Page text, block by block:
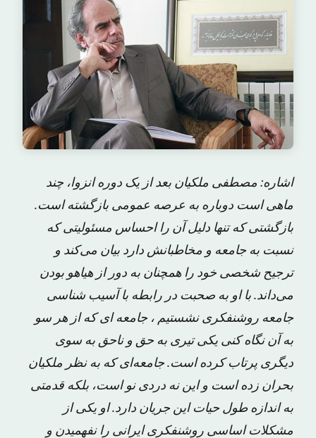
اشاره: مصطفی ملکیان بعد از یک دوره انزوا، چند
ماهی است دوباره به عرصه‌ عمومی بازگشته است.
بازگشتی که تنها دلیل آن را احساس مسئولیتی که
نسبت به جامعه و مخاطبانش دارد بیان می‌کند و
ترجیح شخصی خود را همچنان به دور از هیاهو بودن
می‌داند. با او به صحبت در رابطه با آسیب ‌شناسی
جامعه روشنفکری نشستیم ، جامعه ای که از هر سو
به آن نگاه کنی یکی تیری به حق و ناحق به سوی
دیگری پرتاب کرده است. جامعه‌ای که به نظر ملکیان
بحران زده است و این نه دردی نو است، بلکه قدمتی
به اندازه‌ طول حیات این جریان دارد. او یکی از
مشکلات اساسی روشنفکری ایرانی را نفهمیدن و